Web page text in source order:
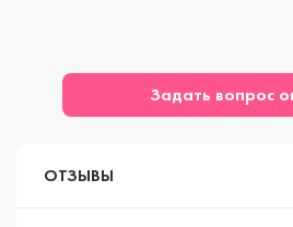
Задать вопрос
ОТЗЫВЫ